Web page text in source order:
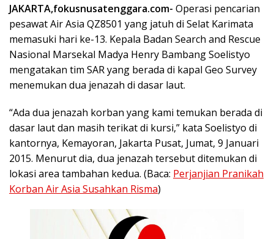
JAKARTA,fokusnusatenggara.com- Operasi pencarian
pesawat Air Asia QZ8501 yang jatuh di Selat Karimata
memasuki hari ke-13. Kepala Badan Search and Rescue
Nasional Marsekal Madya Henry Bambang Soelistyo
mengatakan tim SAR yang berada di kapal Geo Survey
menemukan dua jenazah di dasar laut.
“Ada dua jenazah korban yang kami temukan berada di
dasar laut dan masih terikat di kursi,” kata Soelistyo di
kantornya, Kemayoran, Jakarta Pusat, Jumat, 9 Januari
2015. Menurut dia, dua jenazah tersebut ditemukan di
lokasi area tambahan kedua. (Baca: Perjanjian Pranikah
Korban Air Asia Susahkan Risma)